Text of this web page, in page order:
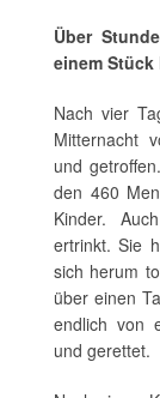
Über
einem Stück
Nach vier
Mitternacht
und
den 460
Kinder.
ertrinkt. Sie
sich herum
über einen
endlich von
und gerettet.